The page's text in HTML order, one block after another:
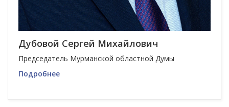
Дубовой Сергей Михайлович
Председатель Мурманской областной Думы
Подробнее